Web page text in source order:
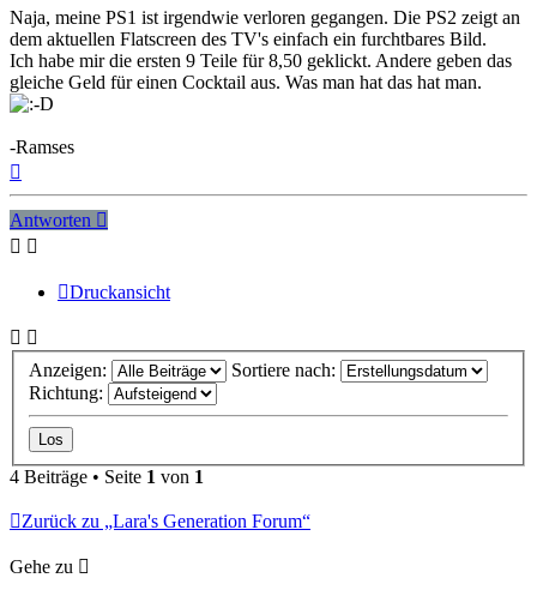
Naja, meine PS1 ist irgendwie verloren gegangen. Die PS2 zeigt an
dem aktuellen Flatscreen des TV's einfach ein furchtbares Bild.
Ich habe mir die ersten 9 Teile für 8,50 geklickt. Andere geben das
gleiche Geld für einen Cocktail aus. Was man hat das hat man.
-Ramses
Antworten
Druckansicht
Anzeigen:
Sortiere nach:
Richtung:
4 Beiträge • Seite 1 von 1
Zurück zu „Lara's Generation Forum“
Gehe zu